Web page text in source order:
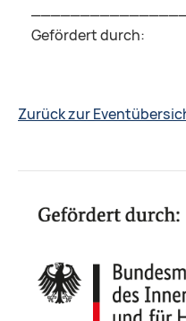
Gefördert durch:
Zurück zur